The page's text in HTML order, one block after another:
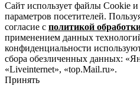
Сайт использует файлы Cookie
параметров посетителей.
согласие с политикой
применением данных
конфиденциальности
сбора обезличенных данных:
«Liveinternet», «top.Mail.ru».
Принять